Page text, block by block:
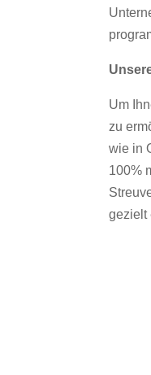
Um
zu
wie in
100%
gezielt